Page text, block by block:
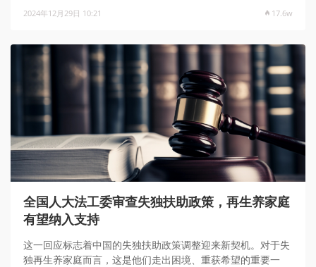
2024年12月29日 10:21 17.6w
全国人大法工委审查失独扶助政策，再生养家庭
有望纳入支持
这一回应标志着中国的失独扶助政策调整迎来新契机。对于失
独再生养家庭而言，这是他们走出困境、重获希望的重要一